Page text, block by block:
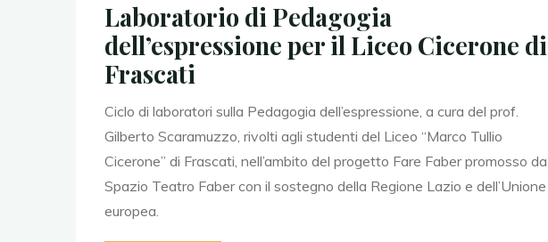
Laboratorio di Pedagogia
dell’espressione per il Liceo Cicerone di
Frascati
Ciclo di laboratori sulla Pedagogia dell’espressione, a cura del prof.
Gilberto Scaramuzzo, rivolti agli studenti del Liceo “Marco Tullio
Cicerone” di Frascati, nell’ambito del progetto Fare Faber promosso da
Spazio Teatro Faber con il sostegno della Regione Lazio e dell’Unione
europea.